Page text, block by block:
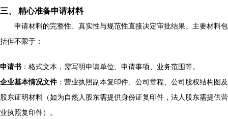
三、 精心准备申请材料
申请材料的完整性、真实性与规范性直接决定审批结果。主要材料包
括但不限于：
申请书 ：格式文本，需写明申请单位、申请事项、业务范围等。
企业基本情况文件：营业执照副本复印件、公司章程、公司股权结构图及
股东证明材料（如为自然人股东需提供身份证复印件，法人股东需提供营
业执照复印件）。